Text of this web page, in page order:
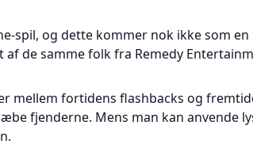
spil, og dette kommer nok ikke som
af de samme folk fra Remedy
mellem fortidens flashbacks og
fjenderne. Mens man kan anvende